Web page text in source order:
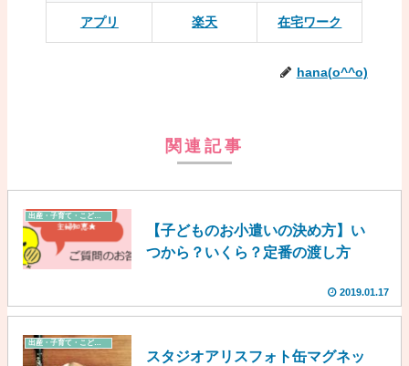
アプリ 楽天 在宅ワーク
hana(o^^o)
関連記事
出産・子育て・こども費
【子どものお小遣いの決め方】い
つから？いくら？定番の渡し方
2019.01.17
スタジオアリスフォト缶マグネッ